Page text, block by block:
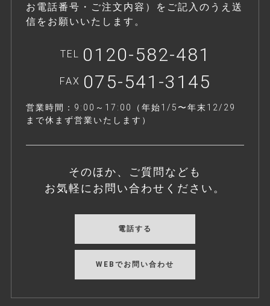
お電話番号・ご注文内容）をご記入のうえ送
信をお願いいたします。
TEL 0120-582-481
FAX 075-541-3145
営業時間：9:00～17:00（年始1/5〜年末12/29
まで休まず営業いたします）
そのほか、ご質問なども
お気軽にお問い合わせください。
電話する
WEBでお問い合わせ